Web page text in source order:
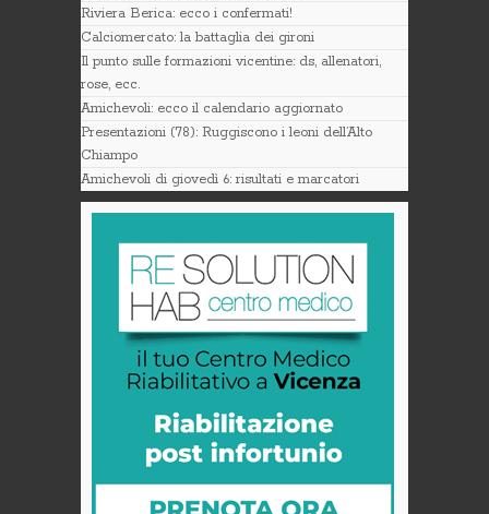
Riviera Berica: ecco i confermati!
Calciomercato: la battaglia dei gironi
Il punto sulle formazioni vicentine: ds, allenatori,
rose, ecc.
Amichevoli: ecco il calendario aggiornato
Presentazioni (78): Ruggiscono i leoni dell’Alto
Chiampo
Amichevoli di giovedì 6: risultati e marcatori